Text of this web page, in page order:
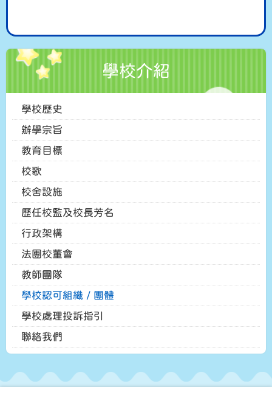
學校介紹
學校歷史
辦學宗旨
教育目標
校歌
校舍設施
歷任校監及校長芳名
行政架構
法團校董會
教師團隊
學校認可組織 / 團體
學校處理投訴指引
聯絡我們